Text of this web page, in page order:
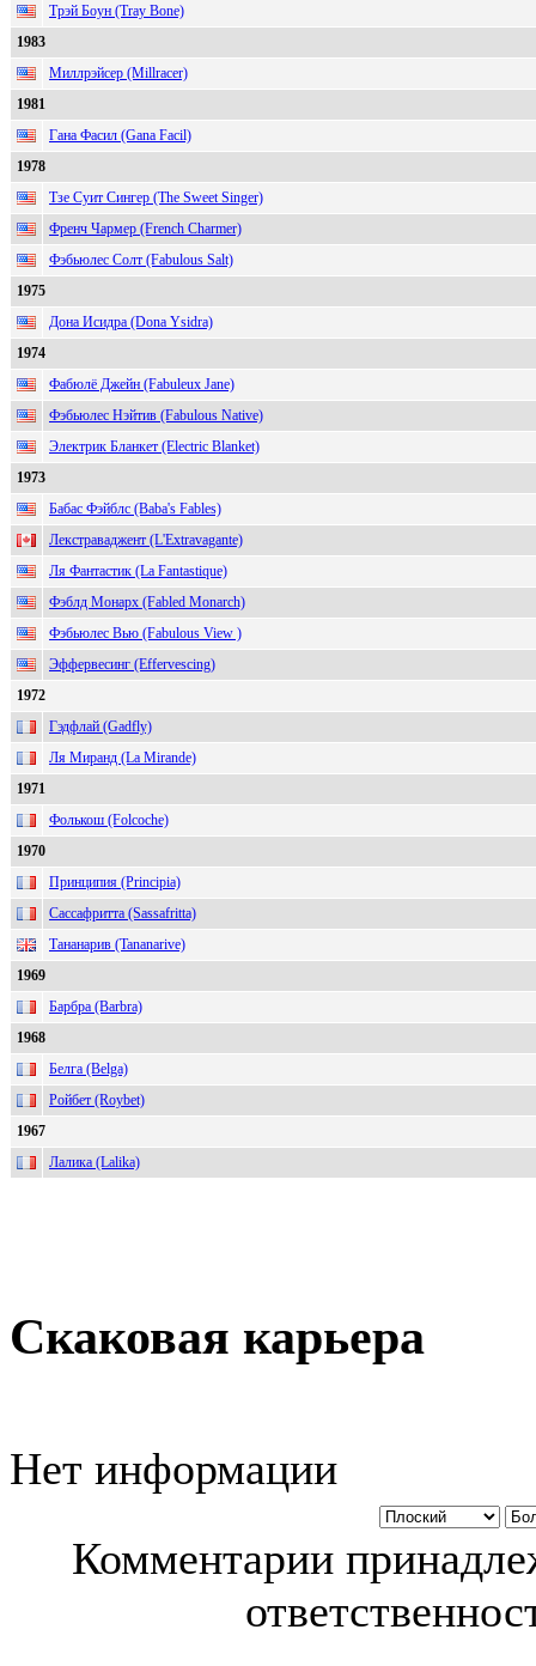
Трэй Боун (Tray Bone)
1983
Миллрэйсер (Millracer)
1981
Гана Фасил (Gana Facil)
1978
Тзе Суит Сингер (The Sweet Singer)
Френч Чармер (French Charmer)
Фэбьюлес Солт (Fabulous Salt)
1975
Дона Исидра (Dona Ysidra)
1974
Фабюлё Джейн (Fabuleux Jane)
Фэбьюлес Нэйтив (Fabulous Native)
Электрик Бланкет (Electric Blanket)
1973
Бабас Фэйблс (Baba's Fables)
Лекстраваджент (L'Extravagante)
Ля Фантастик (La Fantastique)
Фэблд Монарх (Fabled Monarch)
Фэбьюлес Вью (Fabulous View )
Эффервесинг (Effervescing)
1972
Гэдфлай (Gadfly)
Ля Миранд (La Mirande)
1971
Фолькош (Folcoche)
1970
Принципия (Principia)
Сассафритта (Sassafritta)
Тананарив (Tananarive)
1969
Барбра (Barbra)
1968
Белга (Belga)
Ройбет (Roybet)
1967
Лалика (Lalika)
Скаковая карьера
Нет информации
Комментарии